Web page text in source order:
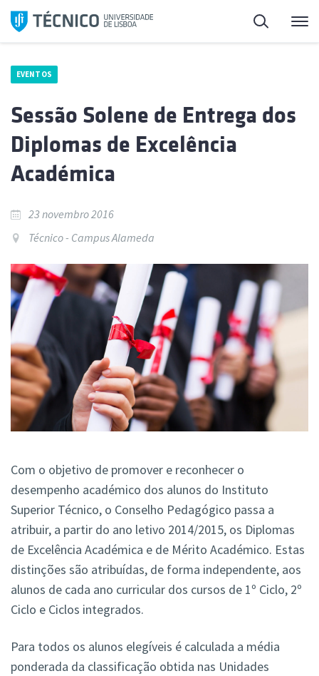
Saltar
para
Pesquisa
EVENTOS
Sessão Solene de Entrega dos
Diplomas de Excelência
Académica
23 novembro 2016
Técnico - Campus Alameda
Com o objetivo de promover e reconhecer o
desempenho académico dos alunos do Instituto
Superior Técnico, o Conselho Pedagógico passa a
atribuir, a partir do ano letivo 2014/2015, os Diplomas
de Excelência Académica e de Mérito Académico. Estas
distinções são atribuídas, de forma independente, aos
alunos de cada ano curricular dos cursos de 1º Ciclo, 2º
Ciclo e Ciclos integrados.
Para todos os alunos elegíveis é calculada a média
ponderada da classificação obtida nas Unidades